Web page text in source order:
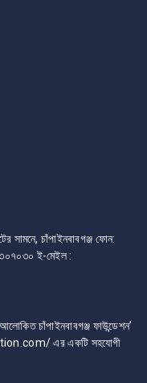
সামনে, চাঁপাইনবাবগঞ্জ ফোন:
ই-মেইল :
চাঁপাইনবাবগঞ্জ ফাউন্ডেশন’
এর একটি সহযোগী